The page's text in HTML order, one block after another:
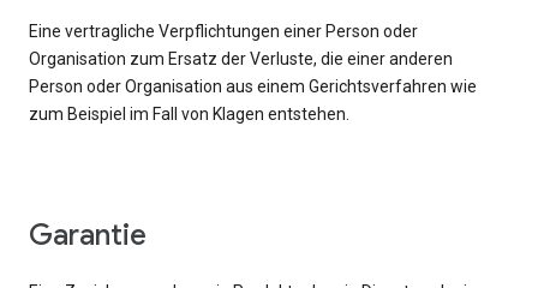
Eine vertragliche Verpflichtungen einer Person oder
Organisation zum Ersatz der Verluste, die einer anderen
Person oder Organisation aus einem Gerichtsverfahren wie
zum Beispiel im Fall von Klagen entstehen.
Garantie